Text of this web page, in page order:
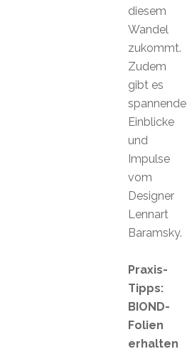
diesem
Wandel
zukommt.
Zudem
gibt es
spannende
Einblicke
und
Impulse
vom
Designer
Lennart
Baramsky.
Praxis-
Tipps:
BIOND-
Folien
erhalten